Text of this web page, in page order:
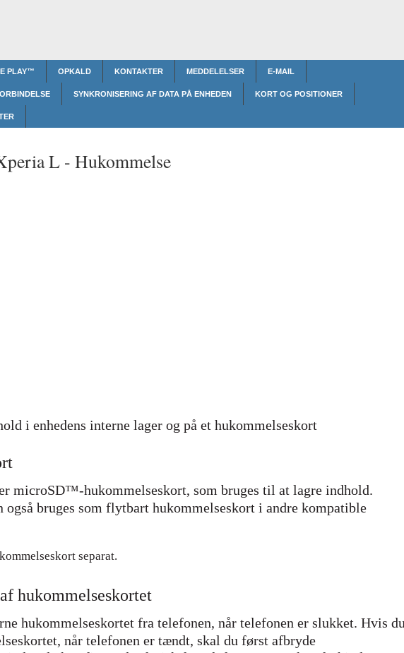
PLAY™‎ OPKALD KONTAKTER MEDDELELSER E-MAIL
SYNKRONISERING AF DATA PÅ ENHEDEN KORT OG POSITIONER
L - Hukommelse
i enhedens interne lager og på et hukommelseskort
microSD™-hukommelseskort, som bruges til at lagre indhold.
også bruges som flytbart hukommelseskort i andre kompatible
separat.
hukommelseskortet
hukommelseskortet fra telefonen, når telefonen er slukket. Hvis
når telefonen er tændt, skal du først afbryde